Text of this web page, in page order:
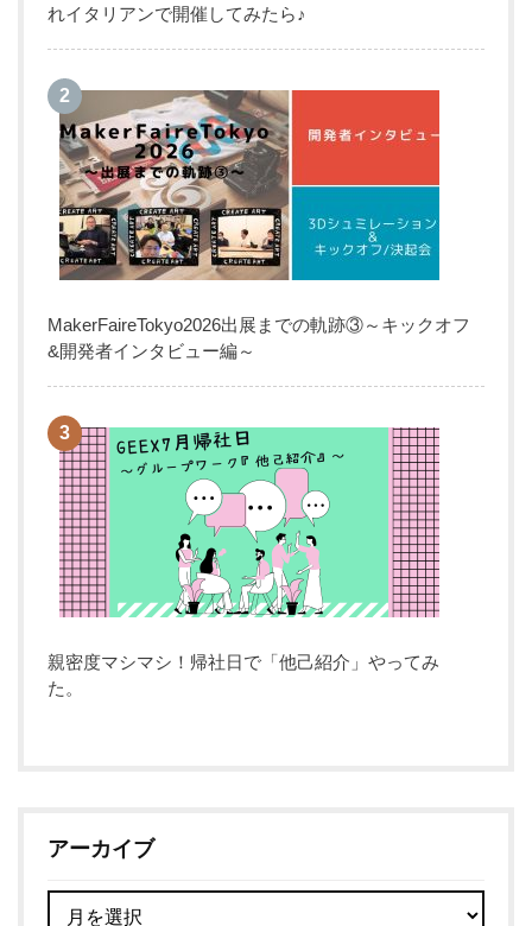
れイタリアンで開催してみたら♪
MakerFaireTokyo2026出展までの軌跡③～キックオフ
&開発者インタビュー編～
親密度マシマシ！帰社日で「他己紹介」やってみ
た。
アーカイブ